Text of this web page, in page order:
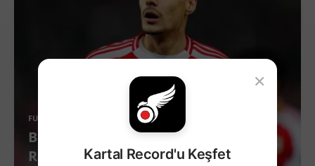
FUTBOL
Beşiktaş'ın Stoper Transferinde Dev
Rakipler!
×
Kartal Record'u Keşfet